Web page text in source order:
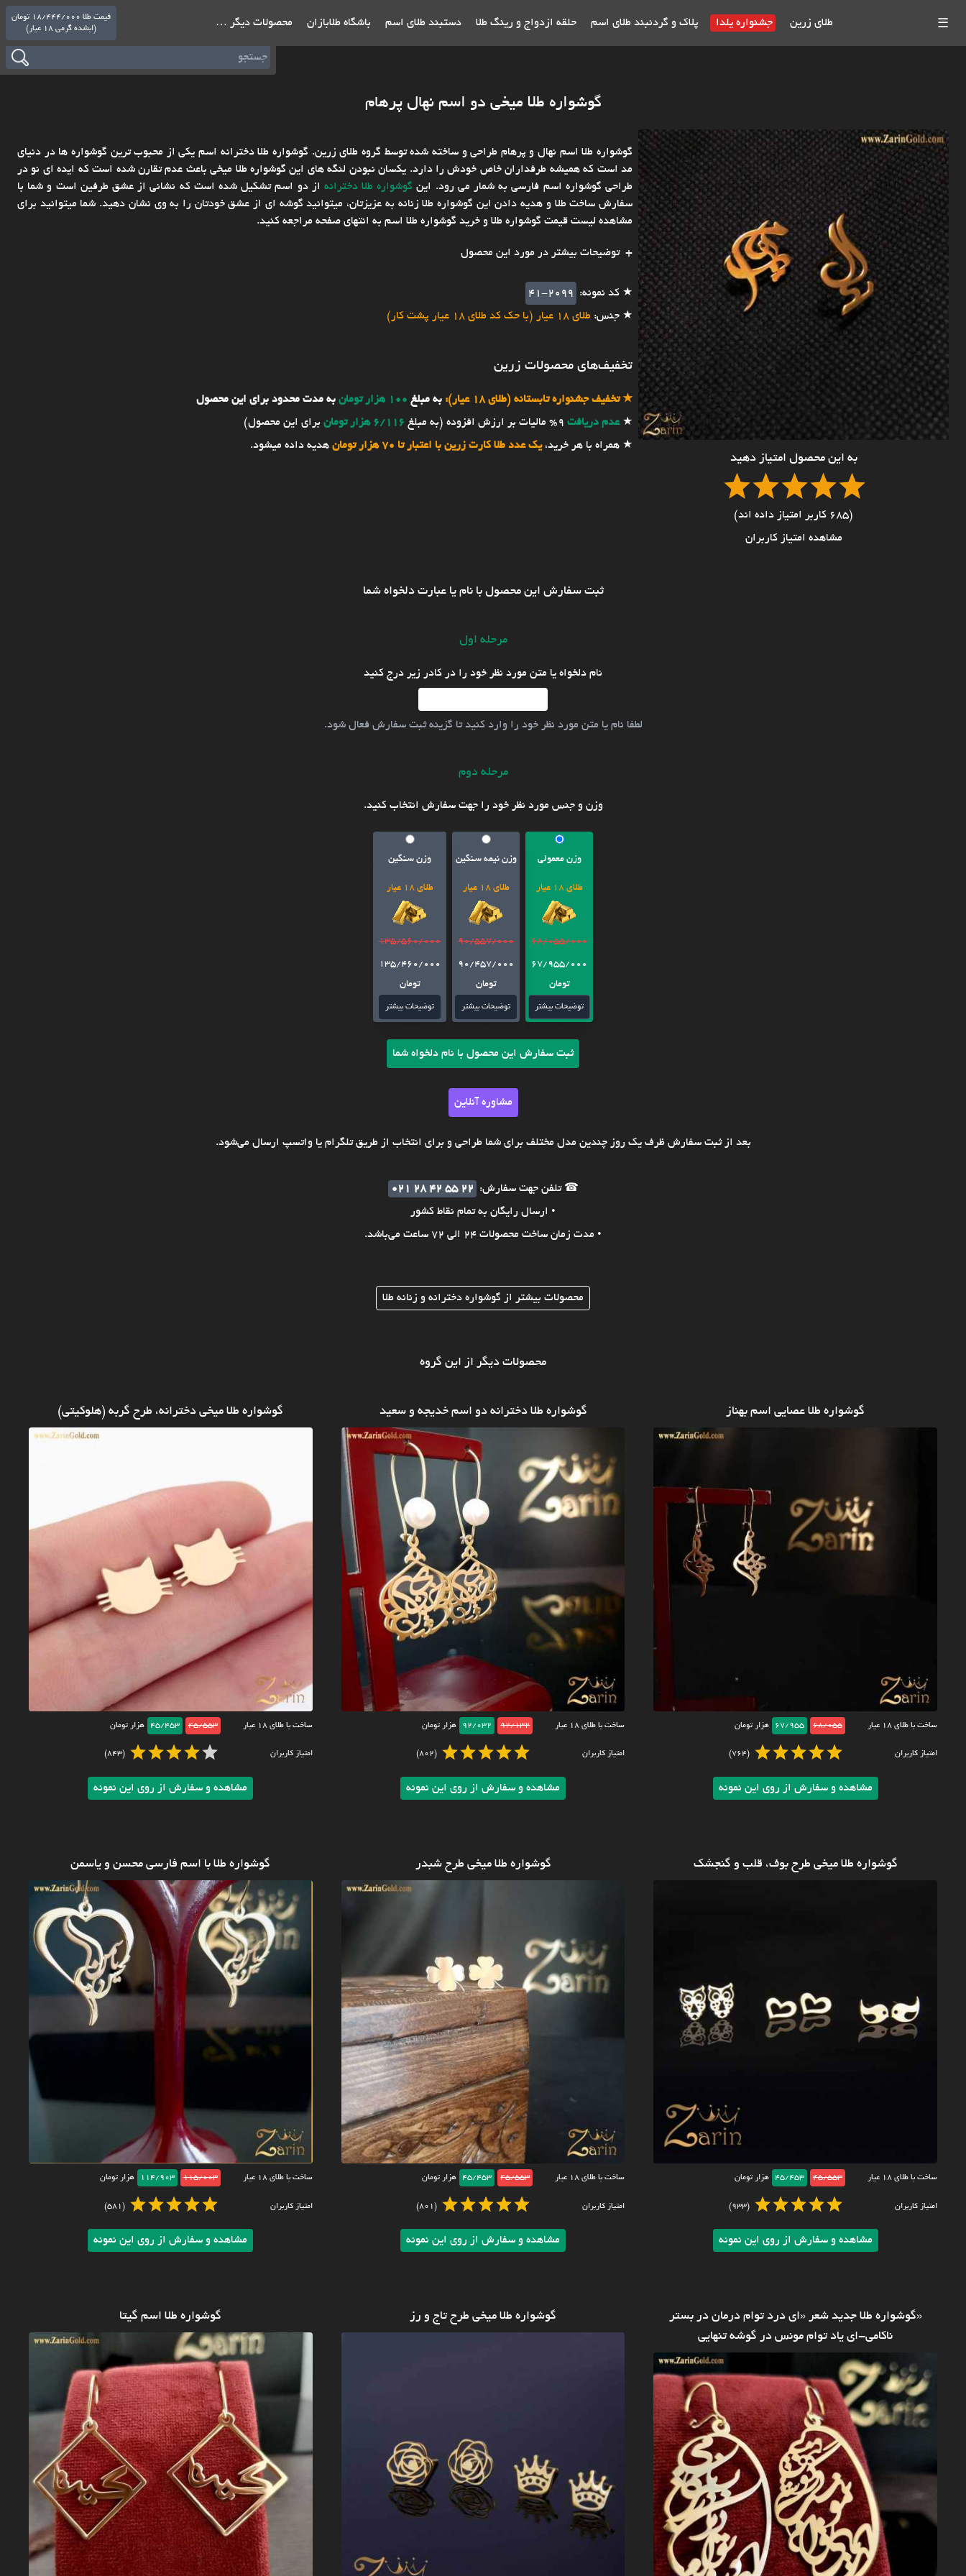
☰ طلای زرین جشنواره یلدا پلاک و گردنبند طلای اسم حلقه ازدواج و رینگ طلا دستبند طلای اسم باشگاه طلابازان محصولات دیگر …
قیمت طلا 18/444/000 تومان
(ابشده گرمی 18 عیار)
گوشواره طلا میخی دو اسم نهال پرهام
به این محصول امتیاز دهید
(685 کاربر امتیاز داده اند)
مشاهده امتیاز کاربران
گوشواره طلا اسم نهال و پرهام طراحی و ساخته شده توسط گروه طلای زرین. گوشواره طلا دخترانه اسم یکی از محبوب ترین گوشواره ها در دنیای
مد است که همیشه طرفداران خاص خودش را دارد. یکسان نبودن لنگه های این گوشواره طلا میخی باعث عدم تقارن شده است که ایده ای نو در
طراحی گوشواره اسم فارسی به شمار می رود. این گوشواره طلا دخترانه از دو اسم تشکیل شده است که نشانی از عشق طرفین است و شما با
سفارش ساخت طلا و هدیه دادن این گوشواره طلا زنانه به عزیزتان، میتوانید گوشه ای از عشق خودتان را به وی نشان دهید. شما میتوانید برای
مشاهده لیست قیمت گوشواره طلا و خرید گوشواره طلا اسم به انتهای صفحه مراجعه کنید.
توضیحات بیشتر در مورد این محصول
★ کد نمونه:
41-2099
★ جنس: طلای 18 عیار (با حک کد طلای 18 عیار پشت کار)
تخفیف‌های محصولات زرین
★تخفیف جشنواره تابستانه (طلای 18 عیار): به مبلغ 100 هزار تومان
به مدت محدود برای این محصول
★عدم دریافت 9% مالیات بر ارزش افزوده (به مبلغ 6/116 هزار تومان
برای این محصول)
★ همراه با هر خرید،یک عدد طلا کارت زرین با اعتبار تا 70 هزار تومان هدیه داده میشود.
ثبت سفارش این محصول با نام یا عبارت دلخواه شما
مرحله اول
نام دلخواه یا متن مورد نظر خود را در کادر زیر درج کنید
لطفا نام یا متن مورد نظر خود را وارد کنید تا گزینه ثبت سفارش فعال شود.
مرحله دوم
وزن و جنس مورد نظر خود را جهت سفارش انتخاب کنید.
وزن معمولی
طلای 18 عیار
68/055/000
67/955/000
تومان
توضیحات بیشتر
وزن نیمه سنگین
طلای 18 عیار
90/557/000
90/457/000
تومان
توضیحات بیشتر
وزن سنگین
طلای 18 عیار
135/560/000
135/460/000
تومان
توضیحات بیشتر
ثبت سفارش این محصول با نام دلخواه شما
مشاوره آنلاین
بعد از ثبت سفارش ظرف یک روز چندین مدل مختلف برای شما طراحی و برای انتخاب از طریق تلگرام یا واتسپ ارسال می‌شود.
☎ تلفن جهت سفارش:
021 28 42 55 22
• ارسال رایگان به تمام نقاط کشور
• مدت زمان ساخت محصولات 24 الی 72 ساعت می‌باشد.
محصولات بیشتر از گوشواره دخترانه و زنانه طلا
محصولات دیگر از این گروه
گوشواره طلا عصایی اسم بهناز
ساخت با طلای ۱۸ عیار 68/055
67/955 هزار تومان
امتیاز کاربران (764)
مشاهده و سفارش از روی این نمونه
گوشواره طلا دخترانه دو اسم خدیجه و سعید
ساخت با طلای ۱۸ عیار 92/132
92/032 هزار تومان
امتیاز کاربران (802)
مشاهده و سفارش از روی این نمونه
گوشواره طلا میخی دخترانه، طرح گربه (هلوکیتی)
ساخت با طلای ۱۸ عیار 45/553
45/453 هزار تومان
امتیاز کاربران (843)
مشاهده و سفارش از روی این نمونه
گوشواره طلا میخی طرح بوف، قلب و گنجشک
ساخت با طلای ۱۸ عیار 45/553
45/453 هزار تومان
امتیاز کاربران (933)
مشاهده و سفارش از روی این نمونه
گوشواره طلا میخی طرح شبدر
ساخت با طلای ۱۸ عیار 45/553
45/453 هزار تومان
امتیاز کاربران (801)
مشاهده و سفارش از روی این نمونه
گوشواره طلا با اسم فارسی محسن و یاسمن
ساخت با طلای ۱۸ عیار 115/003
114/903 هزار تومان
امتیاز کاربران (581)
مشاهده و سفارش از روی این نمونه
«گوشواره طلا جدید شعر «ای درد توام درمان در بستر
ناکامی-ای یاد توام مونس در گوشه تنهایی
گوشواره طلا میخی طرح تاج و رز گوشواره طلا اسم گیتا